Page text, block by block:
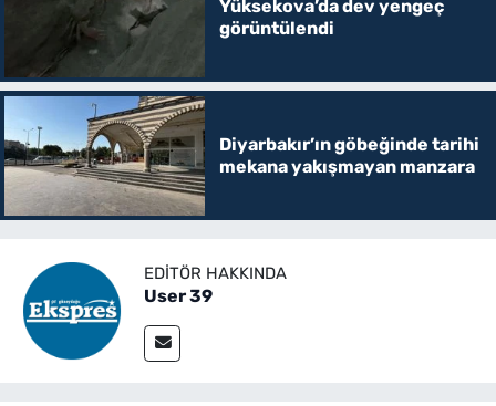
Yüksekova’da dev yengeç
görüntülendi
Diyarbakır’ın göbeğinde tarihi
mekana yakışmayan manzara
EDITÖR HAKKINDA
User 39